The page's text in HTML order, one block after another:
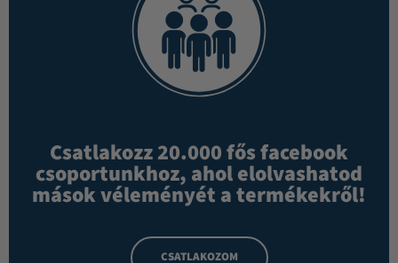
Csatlakozz 20.000 fős facebook
csoportunkhoz, ahol elolvashatod
mások véleményét a termékekről!
CSATLAKOZOM